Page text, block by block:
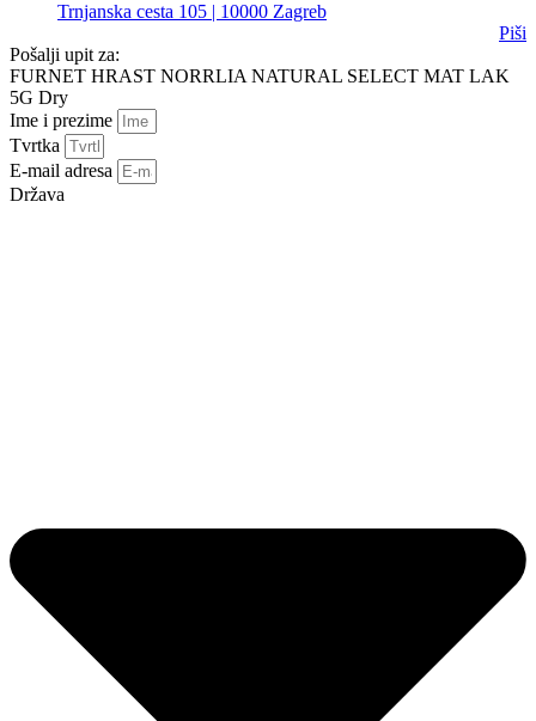
Trnjanska cesta 105 | 10000 Zagreb
Piši
Pošalji upit za:
FURNET HRAST NORRLIA NATURAL SELECT MAT LAK
5G Dry
Ime i prezime
Tvrtka
E-mail adresa
Država